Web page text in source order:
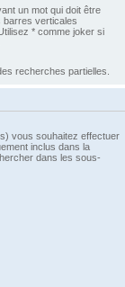
un mot qui doit être
barres verticales
* comme joker si
recherches partielles.
vous souhaitez effectuer
inclus dans la
dans les sous-